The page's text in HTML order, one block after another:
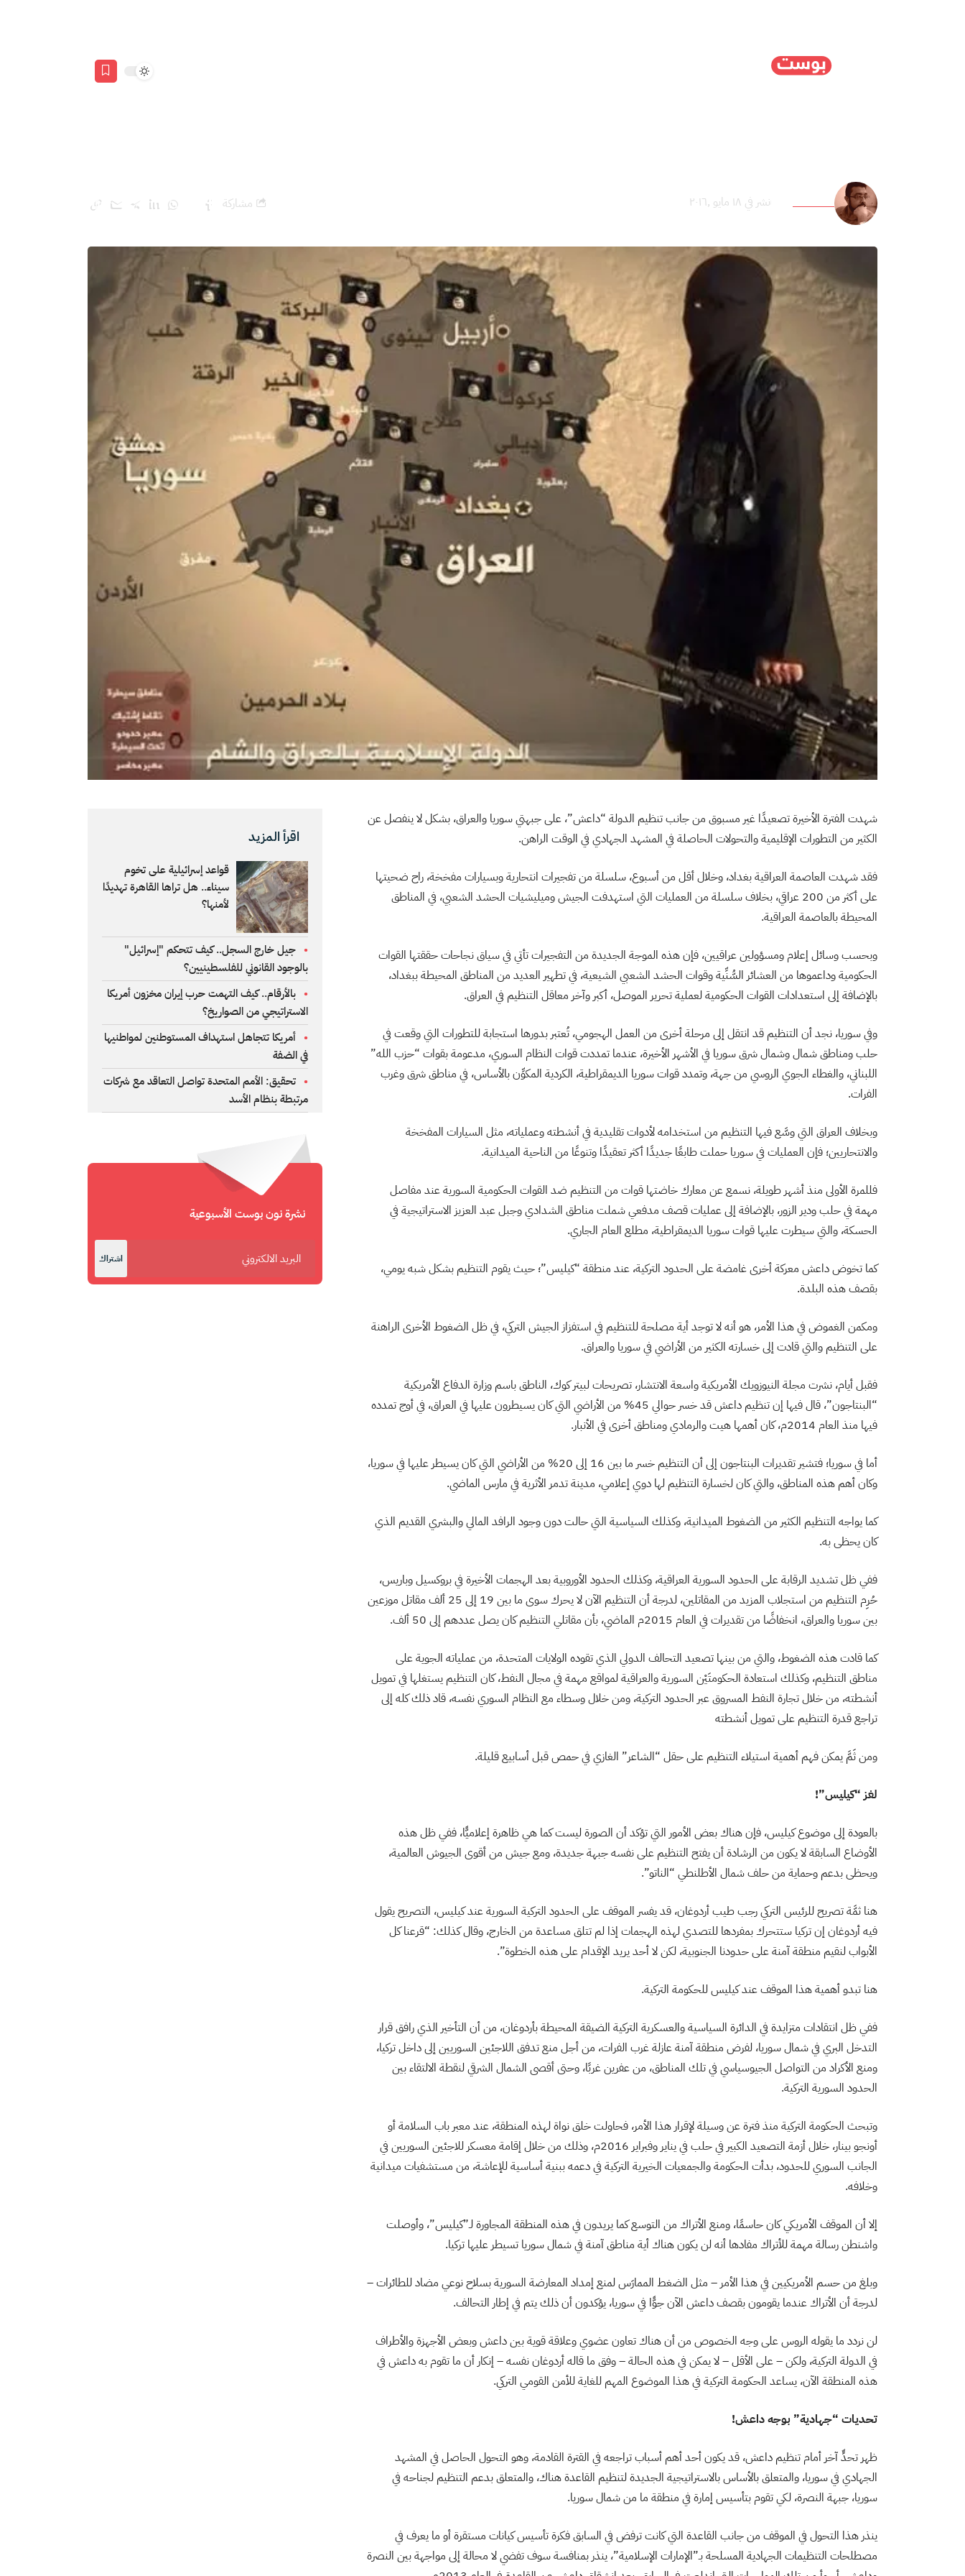
أحمد التلاوي نشر في ١٨ مايو ,٢٠١٦ مشاركة
شهدت الفترة الأخيرة تصعيدًا غير مسبوق من جانب تنظيم الدولة “داعش”، على جبهتي سوريا والعراق، بشكل لا ينفصل عن
الكثير من التطورات الإقليمية والتحولات الحاصلة في المشهد الجهادي في الوقت الراهن.
فقد شهدت العاصمة العراقية بغداد، وخلال أقل من أسبوع، سلسلة من تفجيرات انتحارية وبسيارات مفخخة، راح ضحيتها
على أكثر من 200 عراقي، بخلاف سلسلة من العمليات التي استهدفت الجيش وميليشيات الحشد الشعبي، في المناطق
المحيطة بالعاصمة العراقية.
وبحسب وسائل إعلام ومسؤولين عراقيين، فإن هذه الموجة الجديدة من التفجيرات تأتي في سياق نجاحات حققتها القوات
الحكومية وداعموها من العشائر السُّنِّية وقوات الحشد الشعبي الشيعية، في تطهير العديد من المناطق المحيطة ببغداد،
بالإضافة إلى استعدادات القوات الحكومية لعملية تحرير الموصل، أكبر وآخر معاقل التنظيم في العراق.
وفي سوريا، نجد أن التنظيم قد انتقل إلى مرحلة أخرى من العمل الهجومي، تُعتبر بدورها استجابة للتطورات التي وقعت في
حلب ومناطق شمال وشمال شرق سوريا في الأشهر الأخيرة، عندما تمددت قوات النظام السوري، مدعومة بقوات “حزب الله”
اللبناني، والغطاء الجوي الروسي من جهة، وتمدد قوات سوريا الديمقراطية، الكردية المكوِّن بالأساس، في مناطق شرق وغرب
الفرات.
وبخلاف العراق التي وسَّع فيها التنظيم من استخدامه لأدوات تقليدية في أنشطته وعملياته، مثل السيارات المفخخة
والانتحاريين؛ فإن العمليات في سوريا حملت طابعًا جديدًا أكثر تعقيدًا وتنوعًا من الناحية الميدانية.
فللمرة الأولى منذ أشهر طويلة، نسمع عن معارك خاضتها قوات من التنظيم ضد القوات الحكومية السورية عند مفاصل
مهمة في حلب ودير الزور، بالإضافة إلى عمليات قصف مدفعي شملت مناطق الشدادي وجبل عبد العزيز الاستراتيجية في
الحسكة، والتي سيطرت عليها قوات سوريا الديمقراطية، مطلع العام الجاري.
كما تخوض داعش معركة أخرى غامضة على الحدود التركية، عند منطقة “كيليس”؛ حيث يقوم التنظيم بشكل شبه يومي،
بقصف هذه البلدة.
ومكمن الغموض في هذا الأمر، هو أنه لا توجد أية مصلحة للتنظيم في استفزاز الجيش التركي، في ظل الضغوط الأخرى الراهنة
على التنظيم والتي قادت إلى خسارته الكثير من الأراضي في سوريا والعراق.
فقبل أيام، نشرت مجلة النيوزويك الأمريكية واسعة الانتشار، تصريحات لبيتر كوك، الناطق باسم وزارة الدفاع الأمريكية
“البنتاجون”، قال فيها إن تنظيم داعش قد خسر حوالي 45% من الأراضي التي كان يسيطرون عليها في العراق، في أوج تمدده
فيها منذ العام 2014م، كان أهمها هيت والرمادي ومناطق أخرى في الأنبار.
أما في سوريا؛ فتشير تقديرات البنتاجون إلى أن التنظيم خسر ما بين 16 إلى 20% من الأراضي التي كان يسيطر عليها في سوريا،
وكان أهم هذه المناطق، والتي كان لخسارة التنظيم لها دوي إعلامي، مدينة تدمر الأثرية في مارس الماضي.
كما يواجه التنظيم الكثير من الضغوط الميدانية، وكذلك السياسية التي حالت دون وجود الرافد المالي والبشري القديم الذي
كان يحظى به.
ففي ظل تشديد الرقابة على الحدود السورية العراقية، وكذلك الحدود الأوروبية بعد الهجمات الأخيرة في بروكسيل وباريس،
حُرِم التنظيم من استجلاب المزيد من المقاتلين، لدرجة أن التنظيم الآن لا يحرك سوى ما بين 19 إلى 25 ألف مقاتل موزعين
بين سوريا والعراق، انخفاضًا من تقديرات في العام 2015م الماضي، بأن مقاتلي التنظيم كان يصل عددهم إلى 50 ألف.
كما قادت هذه الضغوط، والتي من بينها تصعيد التحالف الدولي الذي تقوده الولايات المتحدة، من عملياته الجوية على
مناطق التنظيم، وكذلك استعادة الحكومتَيْن السورية والعراقية لمواقع مهمة في مجال النفط، كان التنظيم يستغلها في تمويل
أنشطته، من خلال تجارة النفط المسروق عبر الحدود التركية، ومن خلال وسطاء مع النظام السوري نفسه، قاد ذلك كله إلى
تراجع قدرة التنظيم على تمويل أنشطته
ومن ثَمَّ يمكن فهم أهمية استيلاء التنظيم على حقل “الشاعر” الغازي في حمص قبل أسابيع قليلة.
لغز “كيليس”!
بالعودة إلى موضوع كيليس، فإن هناك بعض الأمور التي تؤكد أن الصورة ليست كما هي ظاهرة إعلاميًّا، ففي ظل هذه
الأوضاع السابقة لا يكون من الرشادة أن يفتح التنظيم على نفسه جبهة جديدة، ومع جيش من أقوى الجيوش العالمية،
ويحظى بدعم وحماية من حلف شمال الأطلنطي “الناتو”.
هنا ثمَّة تصريح للرئيس التركي رجب طيب أردوغان، قد يفسر الموقف على الحدود التركية السورية عند كيليس، التصريح يقول
فيه أردوغان إن تركيا ستتحرك بمفردها للتصدي لهذه الهجمات إذا لم تتلق مساعدة من الخارج، وقال كذلك: “قرعنا كل
الأبواب لنقيم منطقة آمنة على حدودنا الجنوبية، لكن لا أحد يريد الإقدام على هذه الخطوة”.
هنا تبدو أهمية هذا الموقف عند كيليس للحكومة التركية.
ففي ظل انتقادات متزايدة في الدائرة السياسية والعسكرية التركية الضيقة المحيطة بأردوغان، من أن التأخير الذي رافق قرار
التدخل البري في شمال سوريا، لفرض منطقة آمنة عازلة غرب الفرات، من أجل منع تدفق اللاجئين السوريين إلى داخل تركيا،
ومنع الأكراد من التواصل الجيوسياسي في تلك المناطق، من عفرين غربًا، وحتى أقصى الشمال الشرقي لنقطة الالتقاء بين
الحدود السورية التركية.
وتبحث الحكومة التركية منذ فترة عن وسيلة لإقرار هذا الأمر، فحاولت خلق نواة لهذه المنطقة، عند معبر باب السلامة أو
أونجو بينار، خلال أزمة التصعيد الكبير في حلب في يناير وفبراير 2016م، وذلك من خلال إقامة معسكر للاجئين السوريين في
الجانب السوري للحدود، بدأت الحكومة والجمعيات الخيرية التركية في دعمه ببنية أساسية للإعاشة، من مستشفيات ميدانية
وخلافه.
إلا أن الموقف الأمريكي كان حاسمًا، ومنع الأتراك من التوسع كما يريدون في هذه المنطقة المجاورة لـ”كيليس”، وأوصلت
واشنطن رسالة مهمة للأتراك مفادها أنه لن يكون هناك أية مناطق آمنة في شمال سوريا تسيطر عليها تركيا.
وبلغ من حسم الأمريكيين في هذا الأمر – مثل الضغط الممارَس لمنع إمداد المعارضة السورية بسلاح نوعي مضاد للطائرات –
لدرجة أن الأتراك عندما يقومون بقصف داعش الآن جوًّا في سوريا، يؤكدون أن ذلك يتم في إطار التحالف.
لن نردد ما يقوله الروس على وجه الخصوص من أن هناك تعاون عضوي وعلاقة قوية بين داعش وبعض الأجهزة والأطراف
في الدولة التركية، ولكن – على الأقل – لا يمكن في هذه الحالة – وفق ما قاله أردوغان نفسه – إنكار أن ما تقوم به داعش في
هذه المنطقة الآن، يساعد الحكومة التركية في هذا الموضوع المهم للغاية للأمن القومي التركي.
تحديات “جهادية” بوجه داعش!
ظهر تحدٍّ آخر أمام تنظيم داعش، قد يكون أحد أهم أسباب تراجعه في القترة القادمة، وهو التحول الحاصل في المشهد
الجهادي في سوريا، والمتعلق بالأساس بالاستراتيجية الجديدة لتنظيم القاعدة هناك، والمتعلق بدعم التنظيم لجناحه في
سوريا، جبهة النصرة، لكي تقوم بتأسيس إمارة في منطقة ما من شمال سوريا.
ينذر هذا التحول في الموقف من جانب القاعدة التي كانت ترفض في السابق فكرة تأسيس كيانات مستقرة أو ما يعرف في
مصطلحات التنظيمات الجهادية المسلحة بـ”الإمارات الإسلامية”، ينذر بمنافسة سوف تفضي لا محالة إلى مواجهة بين النصرة
اقرأ المزيد
قواعد إسرائيلية على تخوم
سيناء.. هل تراها القاهرة تهديدًا
لأمنها؟
جيل خارج السجل.. كيف تتحكم "إسرائيل"
بالوجود القانوني للفلسطينيين؟
بالأرقام.. كيف التهمت حرب إيران مخزون أمريكا
الاستراتيجي من الصواريخ؟
أمريكا تتجاهل استهداف المستوطنين لمواطنيها
في الضفة
تحقيق: الأمم المتحدة تواصل التعاقد مع شركات
مرتبطة بنظام الأسد
نشرة نون بوست الأسبوعية
اشتراك